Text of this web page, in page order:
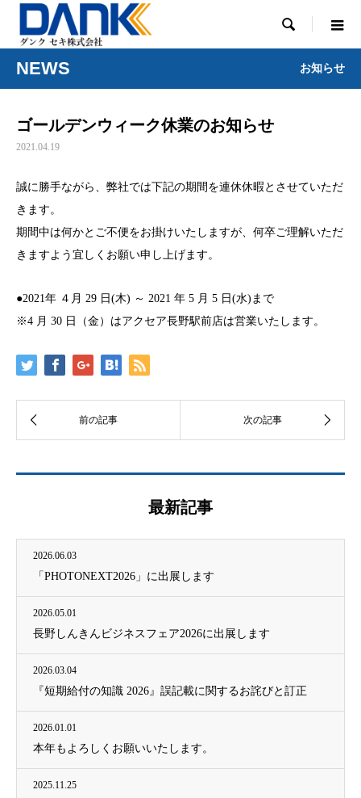

NEWS お知らせ
ゴールデンウィーク休業のお知らせ
2021.04.19
誠に勝手ながら、弊社では下記の期間を連休休暇とさせていただ
きます。
期間中は何かとご不便をお掛けいたしますが、何卒ご理解いただ
きますよう宜しくお願い申し上げます。
●2021年 ４月 29 日(木) ～ 2021 年 5 月 5 日(水)まで
※4 月 30 日（金）はアクセア長野駅前店は営業いたします。
最新記事
2026.06.03
「PHOTONEXT2026」に出展します
2026.05.01
長野しんきんビジネスフェア2026に出展します
2026.03.04
『短期給付の知識 2026』誤記載に関するお詫びと訂正
2026.01.01
本年もよろしくお願いいたします。
2025.11.25